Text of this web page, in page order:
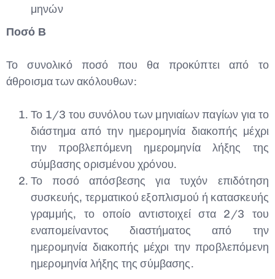
μηνών
Ποσό Β
Το συνολικό ποσό που θα προκύπτει από το
άθροισμα των ακόλουθων:
Το 1/3 του συνόλου των μηνιαίων παγίων για το
διάστημα από την ημερομηνία διακοπής μέχρι
την προβλεπόμενη ημερομηνία λήξης της
σύμβασης ορισμένου χρόνου.
Το ποσό απόσβεσης για τυχόν επιδότηση
συσκευής, τερματικού εξοπλισμού ή κατασκευής
γραμμής, το οποίο αντιστοιχεί στα 2/3 του
εναπομείναντος διαστήματος από την
ημερομηνία διακοπής μέχρι την προβλεπόμενη
ημερομηνία λήξης της σύμβασης.